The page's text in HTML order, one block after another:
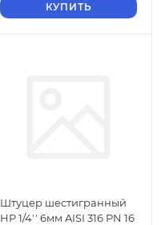
КУПИТЬ
Штуцер шестигранный
НР 1/4'' 6мм AISI 316 PN 16